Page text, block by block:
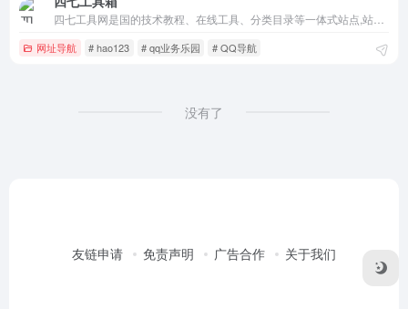
网址导航 # hao123 # qq业务乐园 # QQ导航
没有了
友链申请 免责声明 广告合作 关于我们